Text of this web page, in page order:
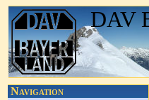
DAV
Navigation